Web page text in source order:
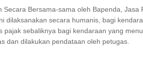
Secara Bersama-sama oleh Bapenda, Jasa
dilaksanakan secara humanis, bagi
pajak sebaliknya bagi kendaraan yang
dan dilakukan pendataan oleh petugas.